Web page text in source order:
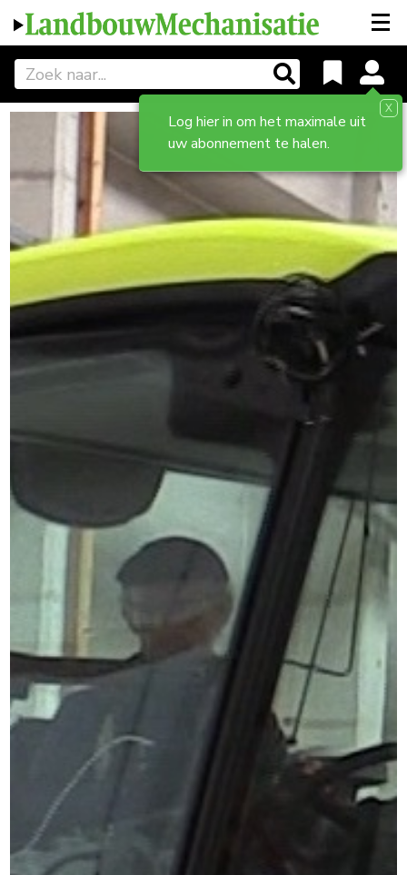
Log hier in om het maximale uit
uw abonnement te halen.
X